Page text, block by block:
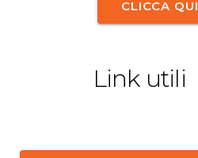
CLICCA QUI
Link utili